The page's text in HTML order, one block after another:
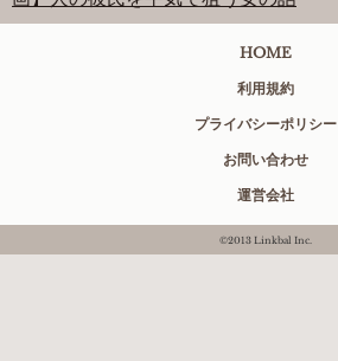
HOME
利用規約
プライバシーポリシー
お問い合わせ
運営会社
©2013 Linkbal Inc.